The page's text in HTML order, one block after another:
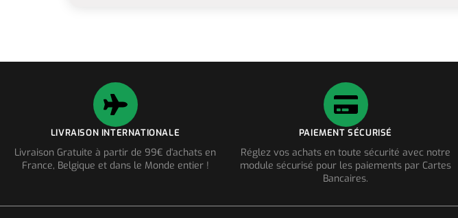
LIVRAISON INTERNATIONALE
Livraison Gratuite à partir de 99€ d'achats en
France, Belgique et dans le Monde entier !
PAIEMENT SÉCURISÉ
Réglez vos achats en toute sécurité avec notre
module sécurisé pour les paiements par Cartes
Bancaires.